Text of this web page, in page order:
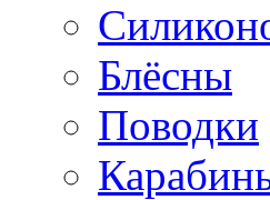
Блёсны
Поводки